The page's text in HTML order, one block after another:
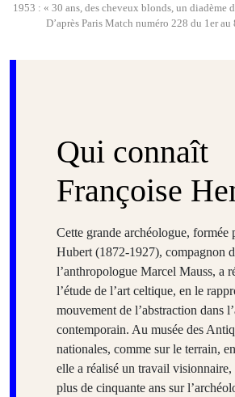
1953 : « 30 ans, des cheveux blonds, un diadème
D’après Paris Match numéro 228 du 1er
Qui connaît
Françoise
Cette grande archéologue, formée
Hubert (1872-1927), compagnon
l’anthropologue Marcel Mauss, a
l’étude de l’art celtique, en le
mouvement de l’abstraction dans
contemporain. Au musée des
nationales, comme sur le terrain,
elle a réalisé un travail visionnaire,
plus de cinquante ans sur